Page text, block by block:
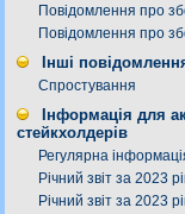
Повідомлення про
Повідомлення про
Інші
Спростування
Інформація для
стейкхолдерів
Регулярна
Річний звіт за 2023
Річний звіт за 2023